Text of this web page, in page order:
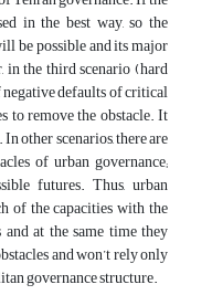
in the best way, so the
be possible and its major
the third scenario (hard
defaults of critical
to remove the obstacle. It
other scenarios, there are
of urban governance;
futures. Thus, urban
of the capacities with the
at the same time they
and won’t rely only
governance structure.